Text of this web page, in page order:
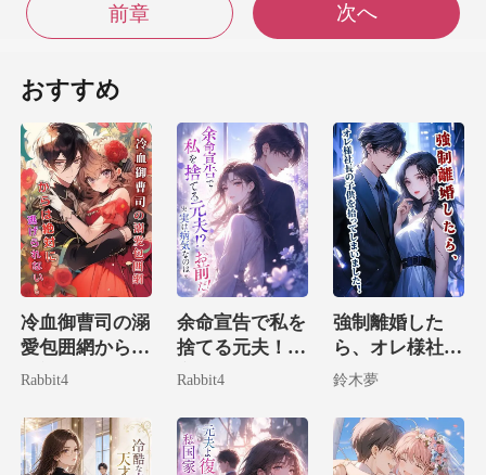
を破ろうと試みる。
かった。冷たく彼女の手を
えたものを、
前章 次へ
おすすめ
冷血御曹司の溺
愛包囲網からは
絶対に逃げられ
Rabbit4
余命宣告で私を
捨てる元夫！？
実は病気なのは
Rabbit4
強制離婚した
ら、オレ様社長
の子供を拾って
鈴木夢